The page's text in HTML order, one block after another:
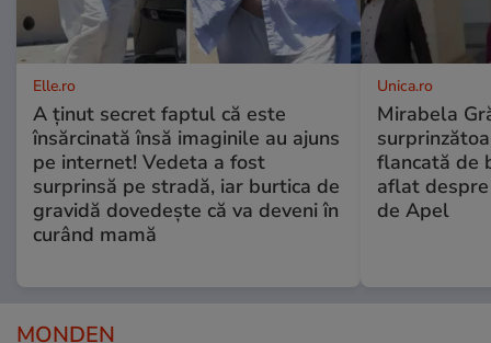
Elle.ro
A ținut secret faptul că este
însărcinată însă imaginile au ajuns
pe internet! Vedeta a fost
surprinsă pe stradă, iar burtica de
gravidă dovedește că va deveni în
curând mamă
Unica.ro
Mirabela
flancată de
aflat
de Apel
MONDEN